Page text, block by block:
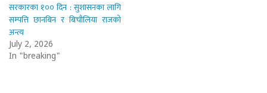
सरकारका १०० दिन : सुशासनका लागि
सम्पत्ति छानबिन र बिचौलिया राजको
अन्त्य
July 2, 2026
In "breaking"